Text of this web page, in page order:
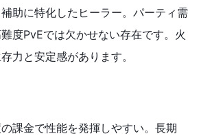
助に特化したヒーラー。パーティ需
度PvEでは欠かせない存在です。火
力と安定感があります。
課金で性能を発揮しやすい。長期